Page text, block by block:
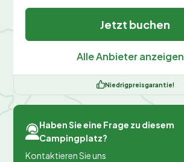
Jetzt buchen
Alle Anbieter anzeigen
Niedrigpreisgarantie!
Haben Sie eine Frage zu diesem
Campingplatz?
Kontaktieren Sie uns